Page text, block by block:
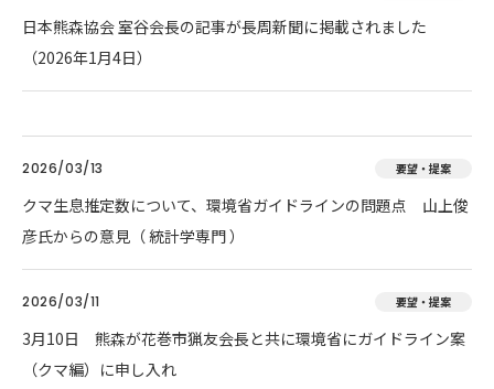
日本熊森協会 室谷会長の記事が長周新聞に掲載されました
（2026年1月4日）
2026/03/13 要望・提案
クマ生息推定数について、環境省ガイドラインの問題点 山上俊
彦氏からの意見（ 統計学専門 ）
2026/03/11 要望・提案
3月10日 熊森が花巻市猟友会長と共に環境省にガイドライン案
（クマ編）に申し入れ